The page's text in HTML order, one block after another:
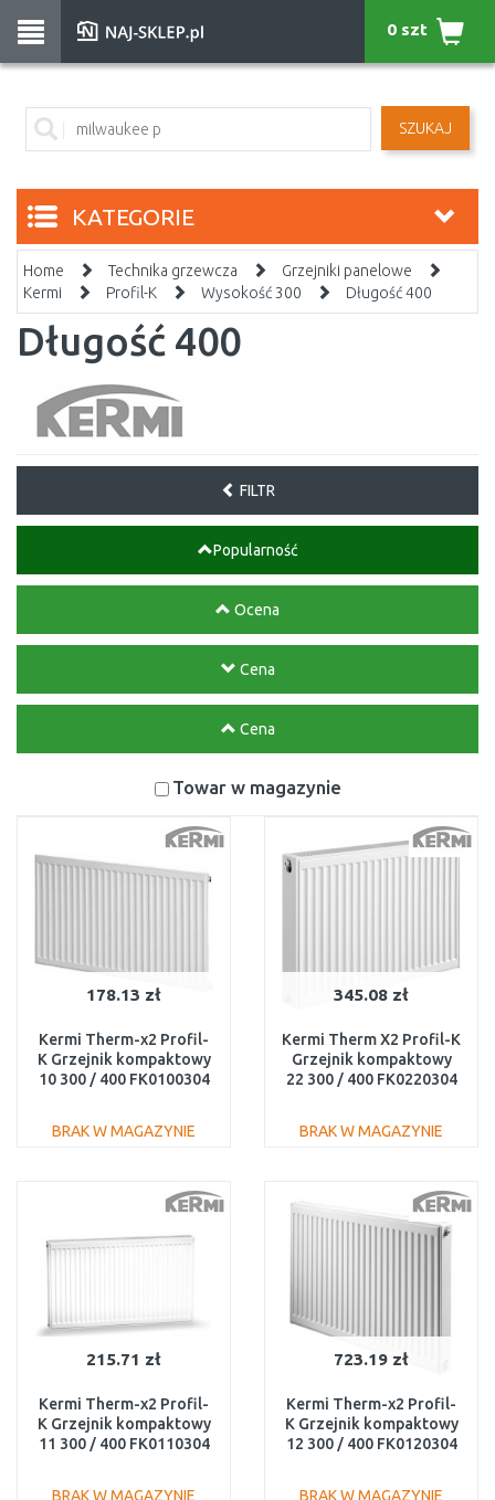
SZUKAJ
0 szt
KATEGORIE
Home Technika grzewcza
Grzejniki panelowe
Kermi
Profil-K Wysokość 300 Długość 400
Długość 400
FILTR
Popularność
Ocena
Cena
Cena
Towar w magazynie
178.13 zł
Kermi Therm-x2 Profil-
K Grzejnik kompaktowy
10 300 / 400 FK0100304
BRAK W MAGAZYNIE
Do porównania
345.08 zł
Kermi Therm X2 Profil-K
Grzejnik kompaktowy
22 300 / 400 FK0220304
BRAK W MAGAZYNIE
Do porównania
215.71 zł
Kermi Therm-x2 Profil-
K Grzejnik kompaktowy
11 300 / 400 FK0110304
BRAK W MAGAZYNIE
723.19 zł
Kermi Therm-x2 Profil-
K Grzejnik kompaktowy
12 300 / 400 FK0120304
BRAK W MAGAZYNIE